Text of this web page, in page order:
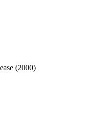
(2000)